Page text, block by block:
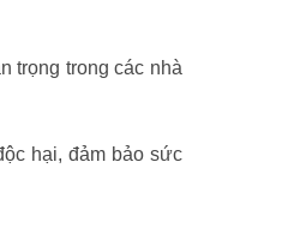
trọng trong các nhà
hại, đảm bảo sức